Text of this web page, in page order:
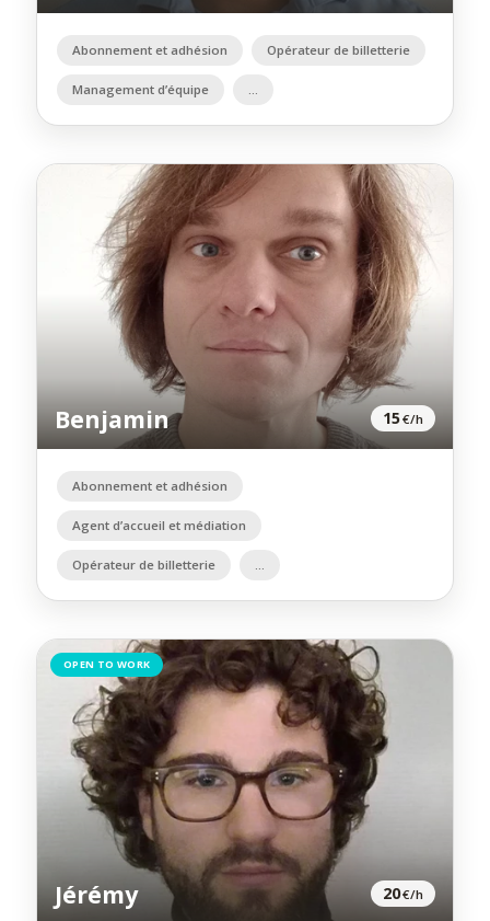
Abonnement et adhésion Opérateur de billetterie
Management d’équipe
Benjamin 15€/h
Abonnement et adhésion
Agent d’accueil et médiation
Opérateur de billetterie
OPEN TO WORK
Jérémy 20€/h